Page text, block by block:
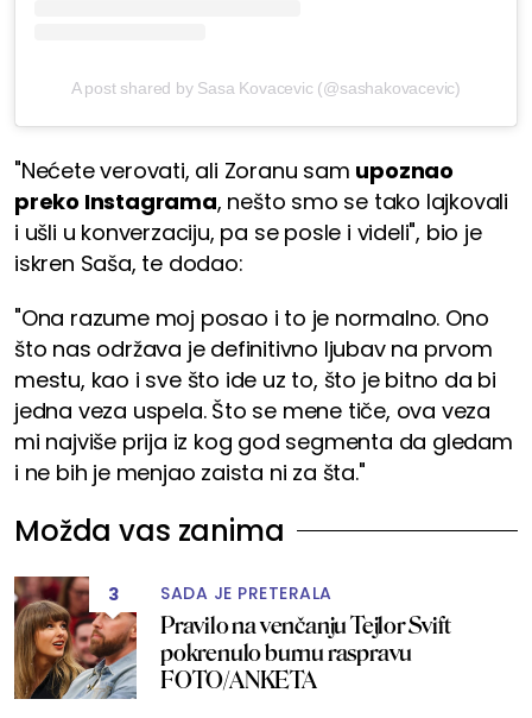
A post shared by Sasa Kovacevic (@sashakovacevic)
"Nećete verovati, ali Zoranu sam upoznao
preko Instagrama, nešto smo se tako lajkovali
i ušli u konverzaciju, pa se posle i videli", bio je
iskren Saša, te dodao:
"Ona razume moj posao i to je normalno. Ono
što nas održava je definitivno ljubav na prvom
mestu, kao i sve što ide uz to, što je bitno da bi
jedna veza uspela. Što se mene tiče, ova veza
mi najviše prija iz kog god segmenta da gledam
i ne bih je menjao zaista ni za šta."
Možda vas zanima
3 SADA JE PRETERALA
Pravilo na venčanju Tejlor Svift
pokrenulo burnu raspravu
FOTO/ANKETA